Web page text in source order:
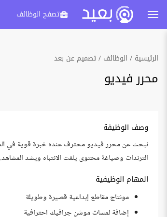
تصفح الوظائف
الرئيسية الوظائف تصميم عن بعد
محرر فيديو
وصف الوظيفة
الترندات وصياغة محتوى يلفت الانتباه ويشد المشاهد.
المهام الوظيفية
مونتاج مقاطع إبداعية قصيرة وطويلة
إضافة لمسات موشن جرافيك احترافية